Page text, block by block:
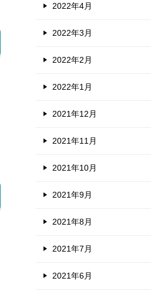
2022年4月
2022年3月
2022年2月
2022年1月
2021年12月
2021年11月
2021年10月
2021年9月
2021年8月
2021年7月
2021年6月